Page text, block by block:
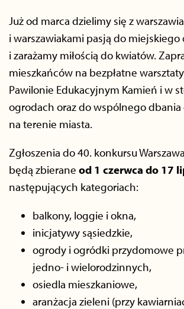
Już od marca dzielimy się z
i warszawiakami pasją do
i zarażamy miłością do kwiatów.
mieszkańców na bezpłatne
Pawilonie Edukacyjnym Kamień i w
ogrodach oraz do wspólnego dbania
na terenie miasta.
Zgłoszenia do 40. konkursu
będą zbierane od 1 czerwca do 17
następujących kategoriach:
balkony, loggie i okna,
inicjatywy sąsiedzkie,
ogrody i ogródki przydomowe
jedno- i wielorodzinnych,
osiedla mieszkaniowe,
aranżacja zieleni (przy